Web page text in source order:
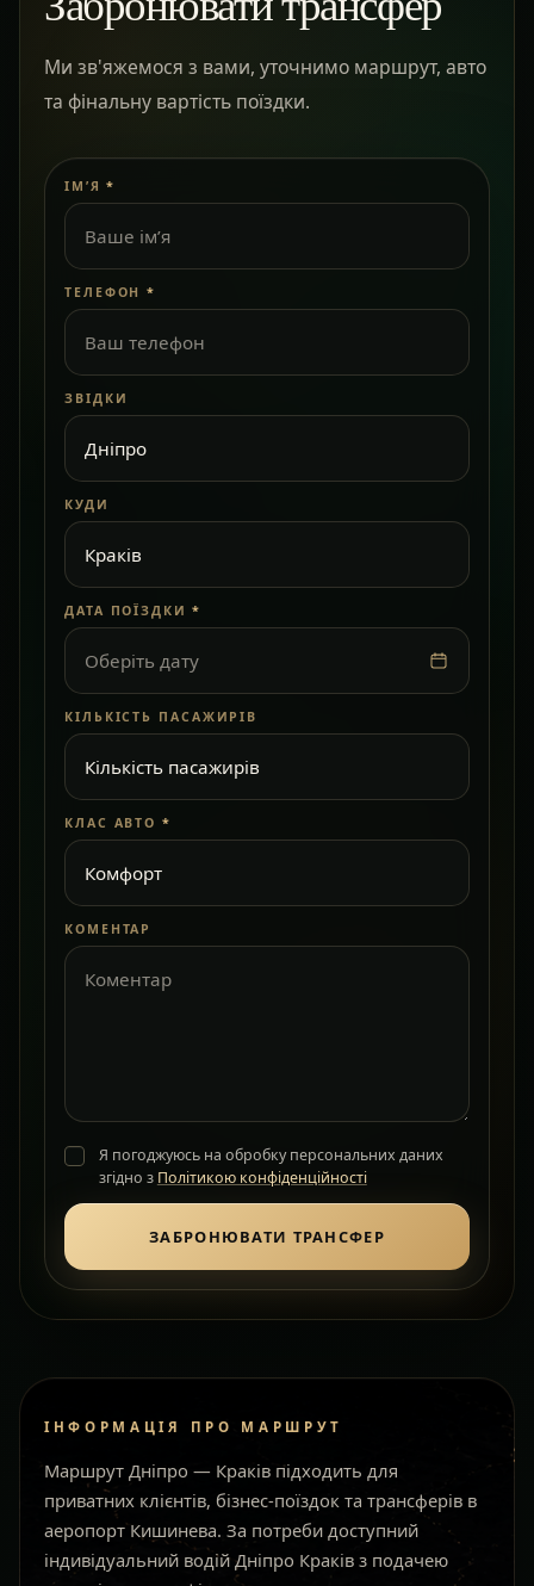
Ми зв'яжемося з вами, уточнимо маршрут, авто
та фінальну вартість поїздки.
ІМ’Я *
ТЕЛЕФОН *
ЗВІДКИ
КУДИ
ДАТА ПОЇЗДКИ *
Оберіть дату
КІЛЬКІСТЬ ПАСАЖИРІВ
КЛАС АВТО *
КОМЕНТАР
Я погоджуюсь на обробку персональних даних
згідно з Політикою конфіденційності
ЗАБРОНЮВАТИ ТРАНСФЕР
ІНФОРМАЦІЯ ПРО МАРШРУТ
Маршрут Дніпро — Краків підходить для
приватних клієнтів, бізнес-поїздок та трансферів в
аеропорт Кишинева. За потреби доступний
індивідуальний водій Дніпро Краків з подачею